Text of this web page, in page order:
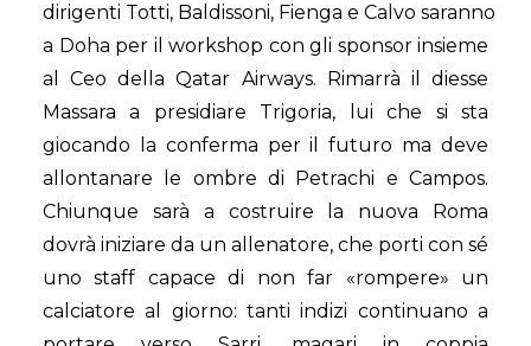
dirigenti Totti, Baldissoni, Fienga e Calvo saranno
a Doha per il workshop con gli sponsor insieme
al Ceo della Qatar Airways. Rimarrà il diesse
Massara a presidiare Trigoria, lui che si sta
giocando la conferma per il futuro ma deve
allontanare le ombre di Petrachi e Campos.
Chiunque sarà a costruire la nuova Roma
dovrà iniziare da un allenatore, che porti con sé
uno staff capace di non far «rompere» un
calciatore al giorno: tanti indizi continuano a